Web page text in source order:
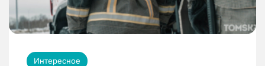
Интересное